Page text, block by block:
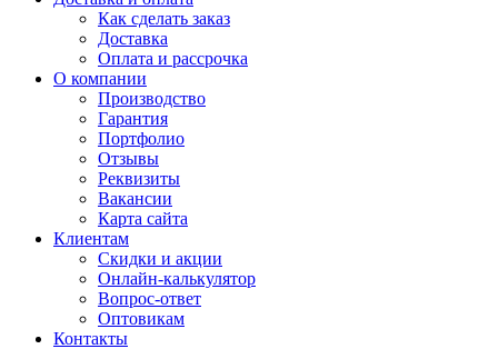
Как сделать заказ
Доставка
Оплата и рассрочка
О компании
Производство
Гарантия
Портфолио
Отзывы
Реквизиты
Вакансии
Карта сайта
Клиентам
Скидки и акции
Онлайн-калькулятор
Вопрос-ответ
Оптовикам
Контакты